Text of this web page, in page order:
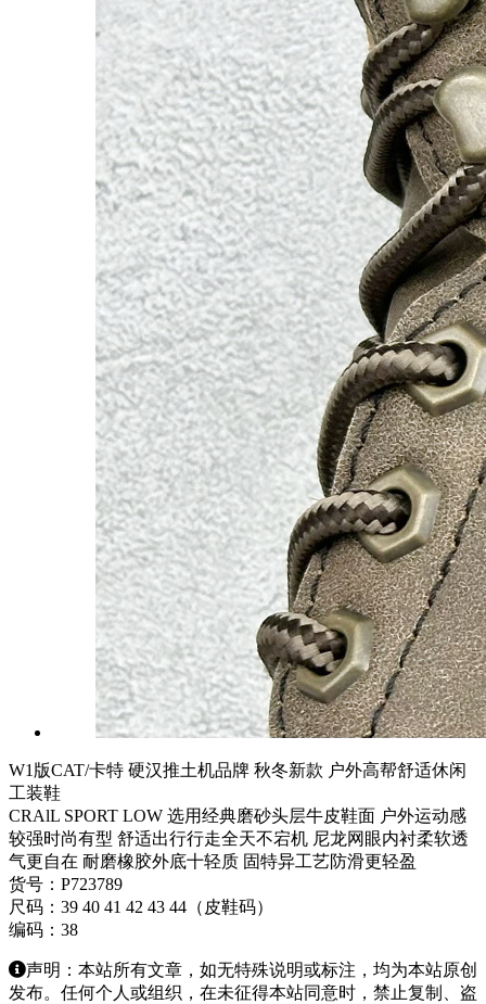
W1版CAT/卡特 硬汉推土机品牌 秋冬新款 户外高帮舒适休闲
工装鞋
CRAlL SPORT LOW 选用经典磨砂头层牛皮鞋面 户外运动感
较强时尚有型 舒适出行行走全天不宕机 尼龙网眼内衬柔软透
气更自在 耐磨橡胶外底十轻质 固特异工艺防滑更轻盈
货号：P723789
尺码：39 40 41 42 43 44（皮鞋码）
编码：38
声明：本站所有文章，如无特殊说明或标注，均为本站原创
发布。任何个人或组织，在未征得本站同意时，禁止复制、盗